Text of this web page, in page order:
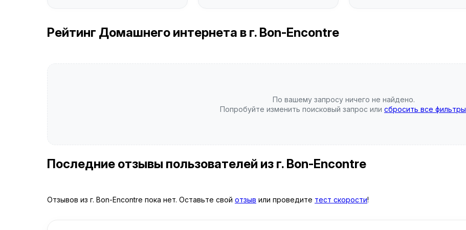
Рейтинг Домашнего интернета в г. Bon-Encontre
По вашему запросу ничего не найдено.
Попробуйте изменить поисковый запрос или сбросить все фильтры
Последние отзывы пользователей из г. Bon-Encontre
Отзывов из г. Bon-Encontre пока нет. Оставьте свой отзыв или проведите тест скорости!